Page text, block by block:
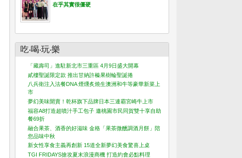
在乎其實很僵硬
吃‧喝‧玩‧樂
「藏壽司」進駐新北市三重區 4月9日盛大開幕
貳樓聖誕限定款 推出甘納許榛果樹輪聖誕捲
八兵衛注入法餐DNA 煙燻炙燒生澳洲和牛等豪華新菜上
市
夢幻美味開賣！乾杯旗下品牌日本三連霸宮崎牛上市
福容A8打造超噴汁手工包子 邀桃園市民同賀雙十享自助
餐69折
融合果茶、酒香的好滋味 金格「果茶微醺調酒月餅」陪
您品味中秋
新女性享食主義再創新 15道全新夢幻美食驚喜上桌
TGI FRIDAYS搶攻夏末浪漫商機 打造約會必點料理